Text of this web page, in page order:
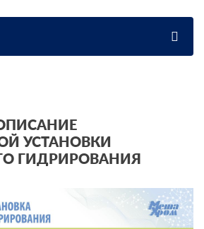
УСТАНОВКИ
ГИДРИРОВАНИЯ